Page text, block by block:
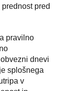
pred
pravilno
dnevi
splošnega
v